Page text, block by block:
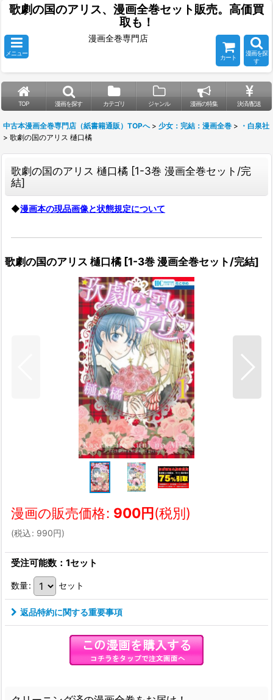
歌劇の国のアリス、漫画全巻セット販売。高価買
取も！
メニュー
漫画全巻専門店
カート
漫画を探
す
TOP 漫画を探す カテゴリ ジャンル 漫画の特集 決済/配送
中古本漫画全巻専門店（紙書籍通販）TOPへ > 少女：完結：漫画全巻 > ・白泉社
> 歌劇の国のアリス 樋口橘
歌劇の国のアリス 樋口橘 [1-3巻 漫画全巻セット/完
結]
◆漫画本の現品画像と状態規定について
歌劇の国のアリス 樋口橘 [1-3巻 漫画全巻セット/完結]
漫画の販売価格: 900円(税別)
(税込: 990円)
受注可能数：1セット
数量: セット
返品特約に関する重要事項